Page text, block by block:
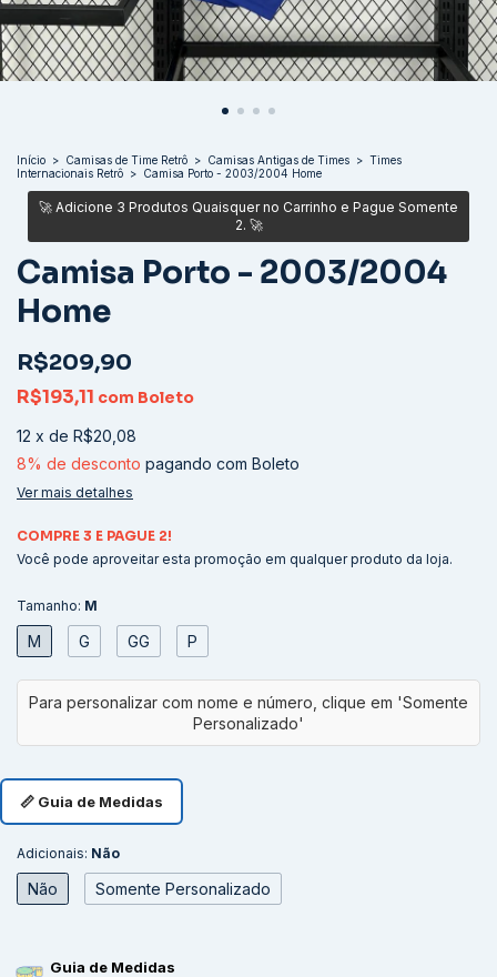
Início > Camisas de Time Retrô > Camisas Antigas de Times > Times
Internacionais Retrô > Camisa Porto - 2003/2004 Home
Camisa Porto - 2003/2004
Home
R$209,90
R$193,11 com Boleto
12 x de R$20,08
8% de desconto pagando com Boleto
Ver mais detalhes
COMPRE 3 E PAGUE 2!
Você pode aproveitar esta promoção em qualquer produto da loja.
Tamanho: M
M G GG P
📏 Guia de Medidas
Adicionais: Não
Não Somente Personalizado
Guia de Medidas